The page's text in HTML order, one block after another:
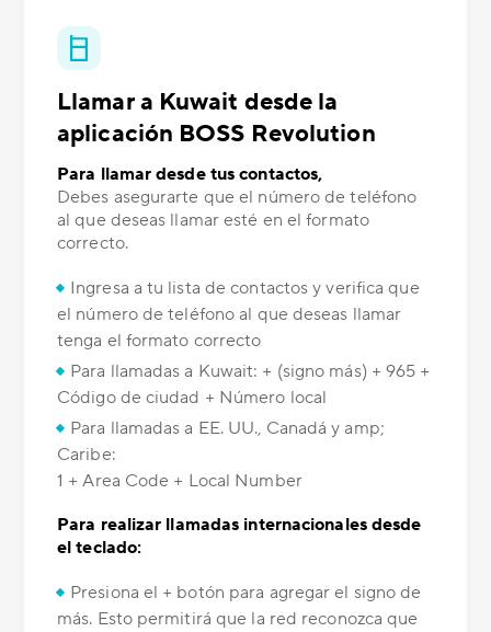
Llamar a Kuwait desde la
aplicación BOSS Revolution
Para llamar desde tus contactos,
Debes asegurarte que el número de teléfono
al que deseas llamar esté en el formato
correcto.
Ingresa a tu lista de contactos y verifica que
el número de teléfono al que deseas llamar
tenga el formato correcto
Para llamadas a Kuwait: + (signo más) + 965 +
Código de ciudad + Número local
Para llamadas a EE. UU., Canadá y amp;
Caribe:
1 + Area Code + Local Number
Para realizar llamadas internacionales desde
el teclado:
Presiona el + botón para agregar el signo de
más. Esto permitirá que la red reconozca que